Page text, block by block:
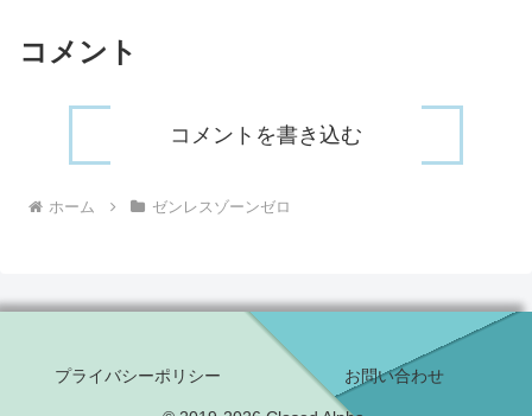
コメント
コメントを書き込む
ホーム ゼンレスゾーンゼロ
プライバシーポリシー お問い合わせ